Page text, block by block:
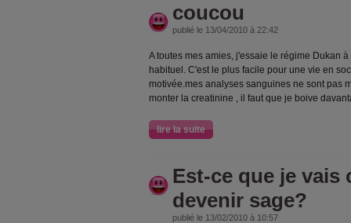
coucou
publié le 13/04/2010 à 22:42
A toutes mes amies, j'essaie le régime Dukan
habituel. C'est le plus facile pour une vie en
motivée.mes analyses sanguines ne sont pas
monter la creatinine , il faut que je boive
lire la suite
Est-ce que je vais
devenir sage?
publié le 13/02/2010 à 10:57